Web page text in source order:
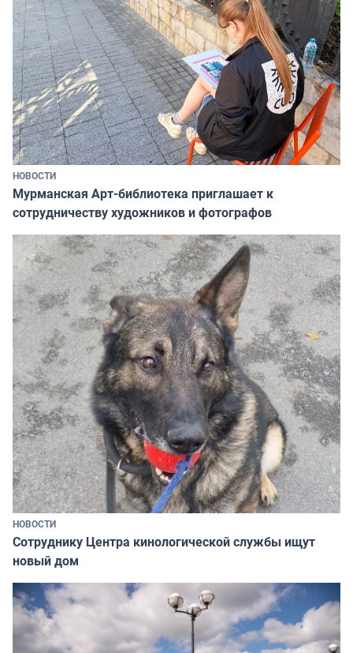
НОВОСТИ
Мурманская Арт-библиотека приглашает к
сотрудничеству художников и фотографов
НОВОСТИ
Сотруднику Центра кинологической службы ищут
новый дом